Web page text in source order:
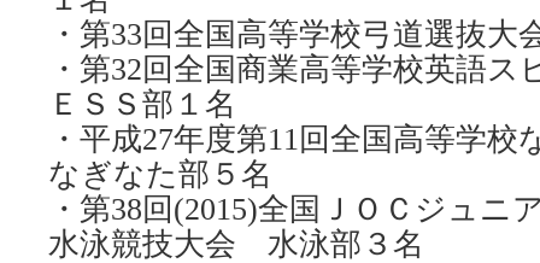
・第33回全国高等学校弓道選抜
・第32回全国商業高等学校英語
ＥＳＳ部１名
・平成27年度第11回全国高等学
なぎなた部５名
・第38回(2015)全国ＪＯＣジュニ
水泳競技大会 水泳部３名